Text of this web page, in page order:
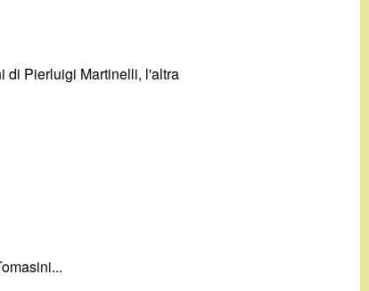
di Pierluigi Martinelli, l'altra